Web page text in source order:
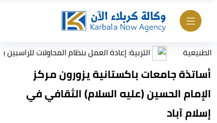
التربية: إعادة العمل بنظام المحاولات للراسبين بمادة
أساتذة جامعات باكستانية يزورون مركز
الإمام الحسين (عليه السلام) الثقافي في
إسلام آباد